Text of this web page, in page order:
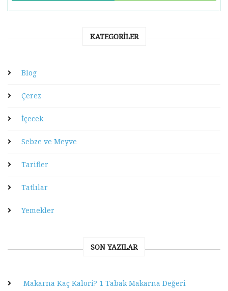
KATEGORILER
Blog
Çerez
İçecek
Sebze ve Meyve
Tarifler
Tatlılar
Yemekler
SON YAZILAR
Makarna Kaç Kalori? 1 Tabak Makarna Değeri